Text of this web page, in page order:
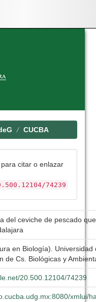
CUCBA
citar o enlazar
74239
del ceviche de pescado
en Biología). Universidad
de Cs. Biológicas y
20.500.12104/74239
xmlui/